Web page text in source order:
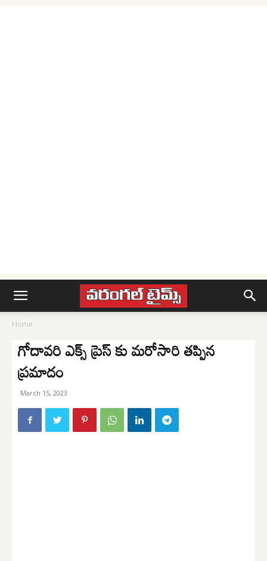
Home
గోదావరి ఎక్స్ ప్రెస్ కు మరోసారి తప్పిన
ప్రమాదం
March 15, 2023